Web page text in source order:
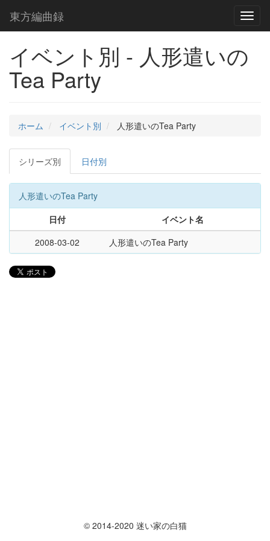
東方編曲録
イベント別 - 人形遣いの
Tea Party
ホーム イベント別 人形遣いのTea Party
シリーズ別 日付別
人形遣いのTea Party
日付
イベント名
2008-03-02
人形遣いのTea Party
© 2014-2020 迷い家の白猫